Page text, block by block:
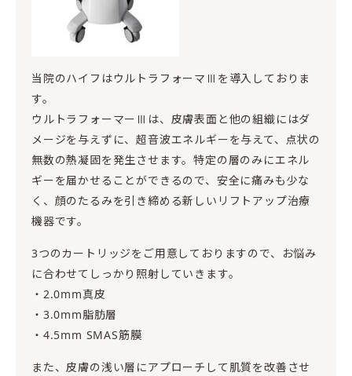
当院のハイフはウルトラフォーマⅢを導入しておりま
す。
ウルトラフォーマーⅢは、皮膚表面と他の組織にはダ
メージを与えずに、超音波エネルギーを与えて、点状の
無数の熱凝固を発生させます。特定の層のみにエネル
ギーを届かせることができるので、安全に痛みも少な
く、顔のたるみを引き締める新しいリフトアップ治療
機器です。
3つのカートリッジをご用意しておりますので、お悩み
に合わせてしっかり照射していきます。
・2.0mm真皮
・3.0mm脂肪層
・4.5mm SMAS筋膜
また、皮膚の浅い層にアプローチして肌質を改善させ